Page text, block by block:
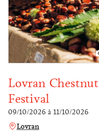
Lovran Chestnut
Festival
09/10/2026 à 11/10/2026
Lovran